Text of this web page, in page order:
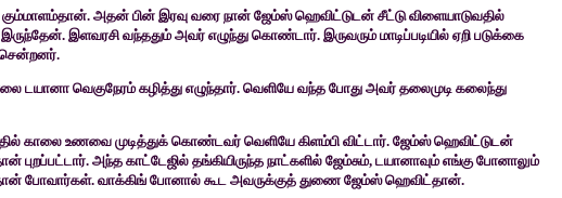
கும்மாளம்தான். அதன் பின் இரவு வரை நான் ஜேம்ஸ் ஹெவிட்டுடன் சீட்டு விளையாடுவதில்
இருந்தேன். இளவரசி வந்ததும் அவர் எழுந்துகொண்டார். இருவரும் மாடிப்படியில் ஏறி படுக்கை
டயானா வெகுநேரம் கழித்து எழுந்தார். வெளியே வந்த போது அவர் தலைமுடி கலைந்து
காலை உணவை முடித்துக் கொண்டவர் வெளியே கிளம்பி விட்டார். ஜேம்ஸ் ஹெவிட்டுடன்
புறப்பட்டார். அந்த காட்டேஜில் தங்கியிருந்தநாட்களில் ஜேம்சும், டயானாவும் எங்கு போனாலும்
போவார்கள். வாக்கிங் போனால் கூட அவருக்குத் துணை ஜேம்ஸ் ஹெவிட்தான்.